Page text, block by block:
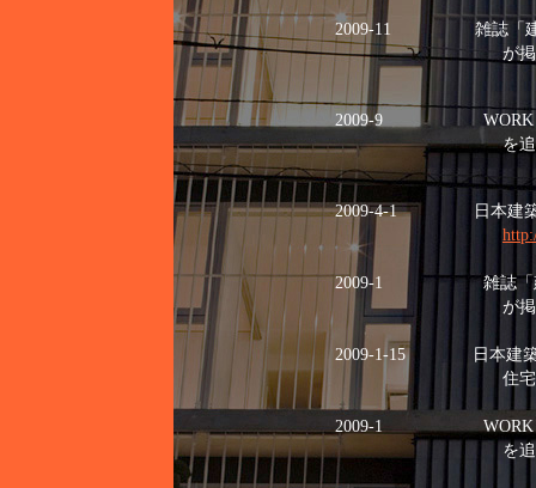
2009-11 雑誌「建築と
が掲載され
2009-9 WORK－公
を追加し
2009-4-1 日本建築家
2009-1
雑誌
が
2009-1-15 日本建築家
住宅作品データ
2009-1WORK－事務
を追加し